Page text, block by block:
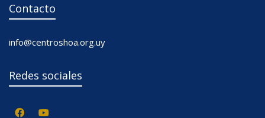
Contacto
info@centroshoa.org.uy
Redes sociales